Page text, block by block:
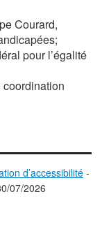
Courard,
pour l’égalité
d’accessibilité -
07/2026